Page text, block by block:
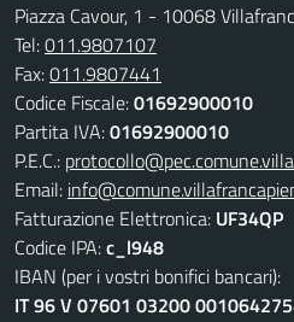
Piazza Cavour, 1 - 10068
Tel:011.9807107
Fax:011.9807441
Codice Fiscale:01692900010
Partita IVA:01692900010
P.E.C.:
Email:
Fatturazione Elettronica: UF34QP
Codice IPA:c_l948
IBAN (per i vostri bonifici bancari):
IT 96 V 07601 03200